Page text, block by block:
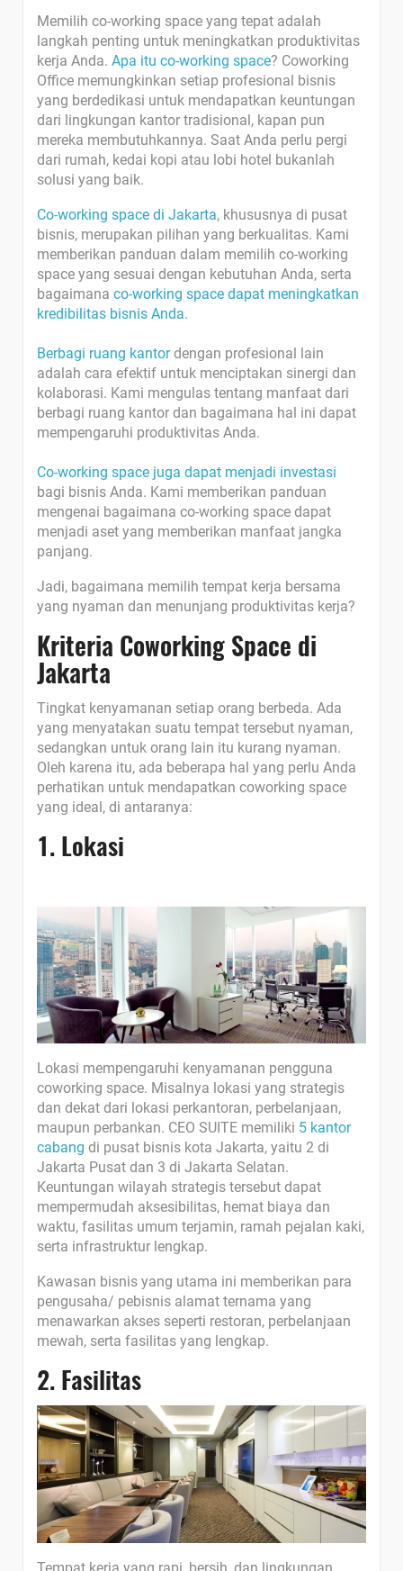
Memilih co-working space yang tepat adalah
langkah penting untuk meningkatkan produktivitas
kerja Anda. Apa itu co-working space? Coworking
Office memungkinkan setiap profesional bisnis
yang berdedikasi untuk mendapatkan keuntungan
dari lingkungan kantor tradisional, kapan pun
mereka membutuhkannya. Saat Anda perlu pergi
dari rumah, kedai kopi atau lobi hotel bukanlah
solusi yang baik.
Co-working space di Jakarta, khususnya di pusat
bisnis, merupakan pilihan yang berkualitas. Kami
memberikan panduan dalam memilih co-working
space yang sesuai dengan kebutuhan Anda, serta
bagaimana co-working space dapat meningkatkan
kredibilitas bisnis Anda.
Berbagi ruang kantordengan profesional lain
adalah cara efektif untuk menciptakan sinergi dan
kolaborasi. Kami mengulas tentang manfaat dari
berbagi ruang kantor dan bagaimana hal ini dapat
mempengaruhi produktivitas Anda.
Co-working space juga dapat menjadi investasi
bagi bisnis Anda. Kami memberikan panduan
mengenai bagaimana co-working space dapat
menjadi aset yang memberikan manfaat jangka
panjang.
Jadi, bagaimana memilih tempat kerja bersama
yang nyaman dan menunjang produktivitas kerja?
Kriteria Coworking Space di
Jakarta
Tingkat kenyamanan setiap orang berbeda. Ada
yang menyatakan suatu tempat tersebut nyaman,
sedangkan untuk orang lain itu kurang nyaman.
Oleh karena itu, ada beberapa hal yang perlu Anda
perhatikan untuk mendapatkan coworking space
yang ideal, di antaranya:
1. Lokasi
Lokasi mempengaruhi kenyamanan pengguna
coworking space. Misalnya lokasi yang strategis
dan dekat dari lokasi perkantoran, perbelanjaan,
maupun perbankan. CEO SUITE memiliki 5 kantor
cabang di pusat bisnis kota Jakarta, yaitu 2 di
Jakarta Pusat dan 3 di Jakarta Selatan.
Keuntungan wilayah strategis tersebut dapat
mempermudah aksesibilitas, hemat biaya dan
waktu, fasilitas umum terjamin, ramah pejalan kaki,
serta infrastruktur lengkap.
Kawasan bisnis yang utama ini memberikan para
pengusaha/ pebisnis alamat ternama yang
menawarkan akses seperti restoran, perbelanjaan
mewah, serta fasilitas yang lengkap.
2. Fasilitas
Tempat kerja yang rapi, bersih, dan lingkungan